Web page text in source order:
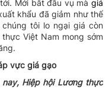
Mới bắt đầu vụ mà giá
khẩu đã giảm như thế
tôi lo ngại giá còn
Việt Nam mong sớm
vực giá gạo
Hiệp hội Lương thực